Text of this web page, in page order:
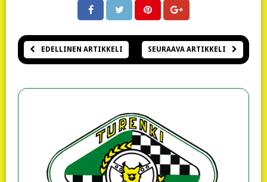
EDELLINEN ARTIKKELI SEURAAVA ARTIKKELI